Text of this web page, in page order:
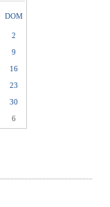
DOM
2
9
16
23
30
6